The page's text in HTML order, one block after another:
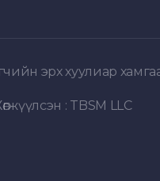
эрх хуулиар
: TBSM LLC